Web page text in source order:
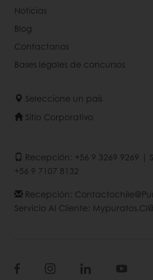
Noticias
Blog
Contactanos
Bases legales de concursos
Seleccione un país
Sitio Corporativo
Recepción: +56 9 3269 9269 |
+56 9 7107 8132
Recepción:
Servicio Al Cliente: